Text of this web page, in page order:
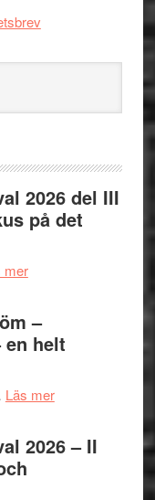
2026 del III
på det
merom
Jazz
Festival
del
–
–
en helt
Läs merom
Håkan
Hellström
2026 – II